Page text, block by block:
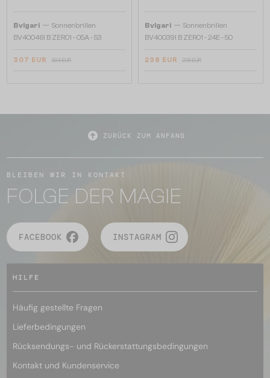
Bvlgari — Sonnenbrillen
BV40046I B ZERO1 - 05A - 53
307 EUR 384 EUR
Bvlgari — Sonnenbrillen
BV40039I B ZERO1 - 24E - 50
238 EUR 298 EUR
ZURÜCK ZUM ANFANG
BLEIBEN WIR IN KONTAKT
FOLGE DER MAGIE
FACEBOOK INSTAGRAM
HILFE
Häufig gestellte Fragen
Lieferbedingungen
Rücksendungs- und Rückerstattungsbedingungen
Kontakt und Kundenservice